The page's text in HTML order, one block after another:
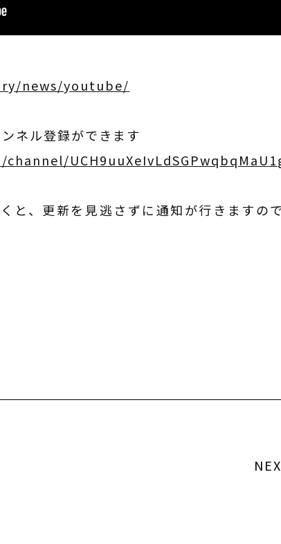
news/youtube/
ネル登録ができます
と、更新を見逃さずに通知が行きますの